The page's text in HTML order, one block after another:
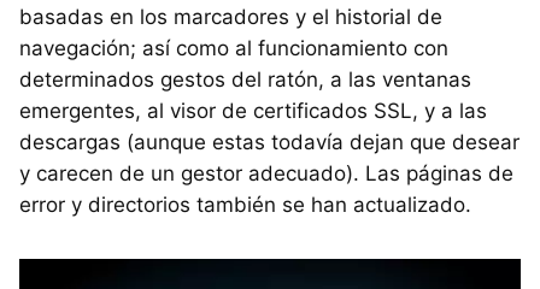
basadas en los marcadores y el historial de
navegación; así como al funcionamiento con
determinados gestos del ratón, a las ventanas
emergentes, al visor de certificados SSL, y a las
descargas (aunque estas todavía dejan que desear
y carecen de un gestor adecuado). Las páginas de
error y directorios también se han actualizado.